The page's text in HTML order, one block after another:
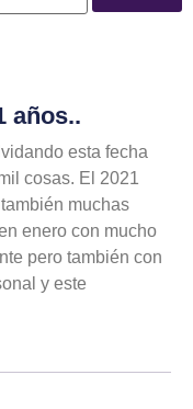
años..
esta fecha
cosas. El 2021
muchas
enero con mucho
pero también con
y este